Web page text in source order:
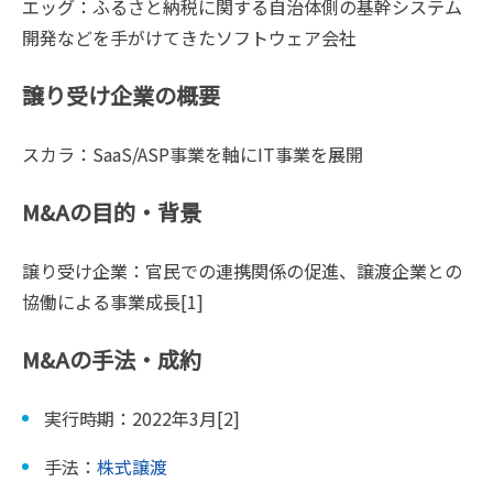
エッグ：ふるさと納税に関する自治体側の基幹システム
開発などを手がけてきたソフトウェア会社
譲り受け企業の概要
スカラ：SaaS/ASP事業を軸にIT事業を展開
M&Aの目的・背景
譲り受け企業：官⺠での連携関係の促進、譲渡企業との
協働による事業成長[1]
M&Aの手法・成約
実行時期：2022年3月[2]
手法： 株式譲渡